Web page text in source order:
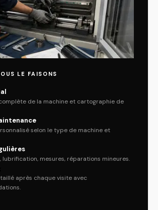
LE FAISONS
de la machine et cartographie de
selon le type de machine et
lubrification, mesures, réparations mineures.
après chaque visite avec